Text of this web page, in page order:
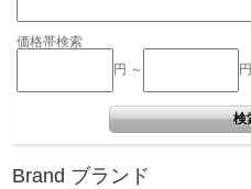
価格帯検索
円 ～
円
Brand ブランド